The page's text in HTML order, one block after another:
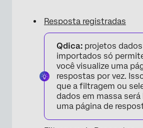
Resposta registradas
Qdica: projetos dados
importados só
você visualize uma
respostas por vez.
que a filtragem ou
dados em massa
uma página de